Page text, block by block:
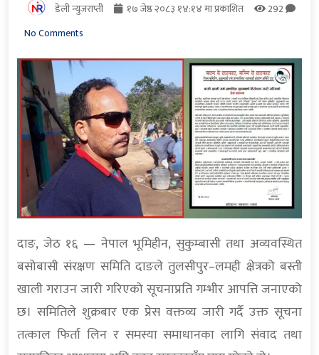
डेली न्युजराप्ती १७ जेष्ठ २०८३ १४:१४ मा प्रकाशित
292
No Comments
दाङ, जेठ १६ — नेपाल भूमिहीन, सुकुम्बासी तथा अव्यवस्थित
बसोबासी संरक्षण समिति दाङले तुलसीपुर–लमही क्षेत्रको बस्ती
खाली गराउन जारी गरिएको सूचनाप्रति गम्भीर आपत्ति जनाएको
छ। समितिले शुक्रबार एक प्रेस वक्तव्य जारी गर्दै उक्त सूचना
तत्काल फिर्ता लिन र समस्या समाधानका लागि संवाद तथा